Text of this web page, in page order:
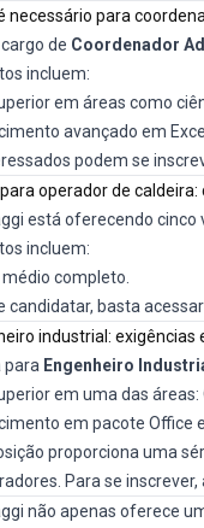
necessário para
de Coordenador
incluem:
em áreas como
avançado em
podem se
operador de
está oferecendo cinco
incluem:
médio completo.
candidatar, basta
industrial: exigências
para Engenheiro
em uma das
em pacote Office e
proporciona uma
Para se inscrever,
não apenas oferece